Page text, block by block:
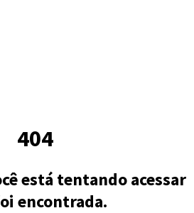
404
está tentando acessar
encontrada.